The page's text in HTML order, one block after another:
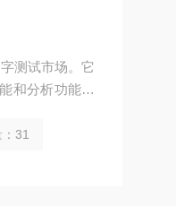
测试市场。它
和分析功能方
31